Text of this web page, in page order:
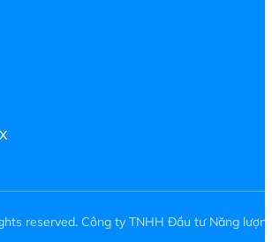
reserved. Công ty TNHH Đầu tư Năng